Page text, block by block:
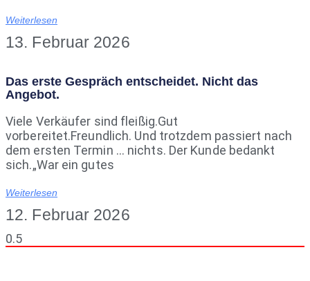
Weiterlesen
13. Februar 2026
Das erste Gespräch entscheidet. Nicht das
Angebot.
Viele Verkäufer sind fleißig.Gut
vorbereitet.Freundlich. Und trotzdem passiert nach
dem ersten Termin … nichts. Der Kunde bedankt
sich.„War ein gutes
Weiterlesen
12. Februar 2026